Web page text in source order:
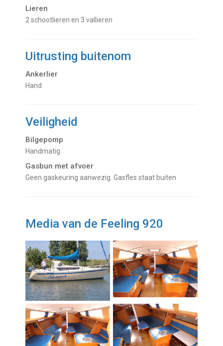
Lieren
2 schootlieren en 3 vallieren
Uitrusting buitenom
Ankerlier
Hand
Veiligheid
Bilgepomp
Handmatig
Gasbun met afvoer
Geen gaskeuring aanwezig. Gasfles staat buiten
Media van de Feeling 920